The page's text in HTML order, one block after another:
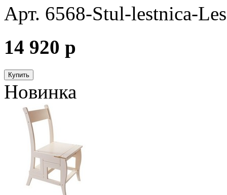
Арт. 6568-Stul-lestnica-
14 920 p
Купить
Новинка